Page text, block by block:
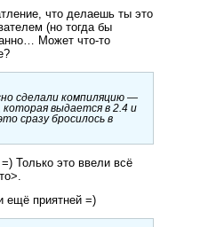
что делаешь ты это
(но тогда бы
Может что-то
сделали компиляцию —
выдается в 2.4 и
сразу бросилось в
Только это ввели всё
ещё приятней =)